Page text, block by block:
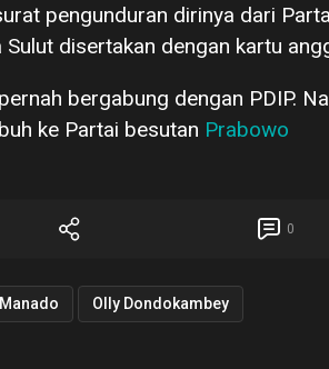
pengunduran dirinya dari
disertakan dengan kartu
bergabung dengan PDIP.
ke Partai besutan Prabowo
0
Manado Olly Dondokambey